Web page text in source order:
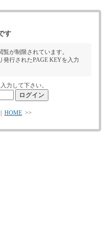
す
が制限されています。
発行されたPAGE KEYを入力
力して下さい。
HOME >>